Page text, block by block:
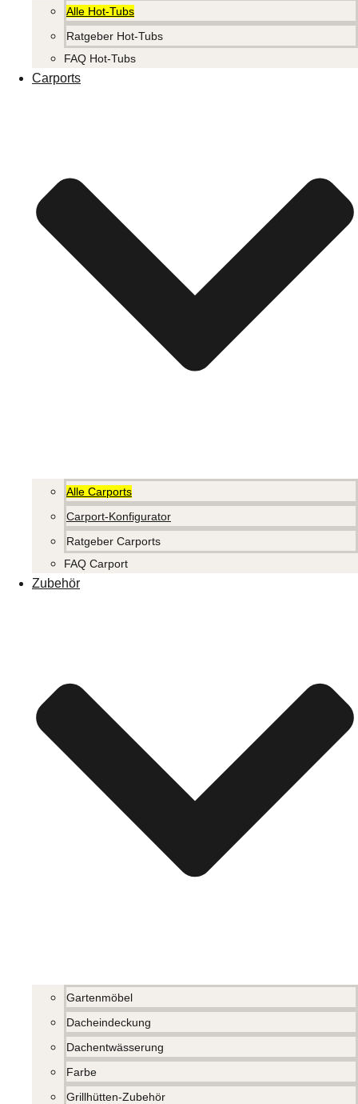
Alle Hot-Tubs
Ratgeber Hot-Tubs
FAQ Hot-Tubs
Carports
Alle Carports
Carport-Konfigurator
Ratgeber Carports
FAQ Carport
Zubehör
Gartenmöbel
Dacheindeckung
Dachentwässerung
Farbe
Grillhütten-Zubehör